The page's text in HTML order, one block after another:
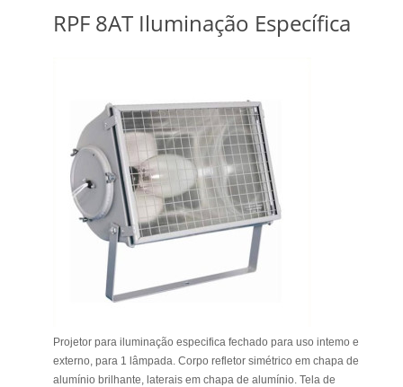
RPF 8AT Iluminação Específica
Projetor para iluminação especifica fechado para uso intemo e
externo, para 1 lâmpada. Corpo refletor simétrico em chapa de
alumínio brilhante, laterais em chapa de alumínio. Tela de